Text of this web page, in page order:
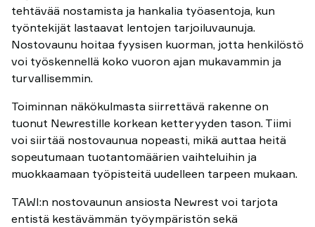
tehtävää nostamista ja hankalia työasentoja, kun
työntekijät lastaavat lentojen tarjoiluvaunuja.
Nostovaunu hoitaa fyysisen kuorman, jotta henkilöstö
voi työskennellä koko vuoron ajan mukavammin ja
turvallisemmin.
Toiminnan näkökulmasta siirrettävä rakenne on
tuonut Newrestille korkean ketteryyden tason. Tiimi
voi siirtää nostovaunua nopeasti, mikä auttaa heitä
sopeutumaan tuotantomäärien vaihteluihin ja
muokkaamaan työpisteitä uudelleen tarpeen mukaan.
TAWI:n nostovaunun ansiosta Newrest voi tarjota
entistä kestävämmän työympäristön sekä